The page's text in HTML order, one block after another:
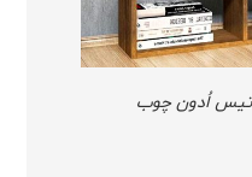
اُدون چوب